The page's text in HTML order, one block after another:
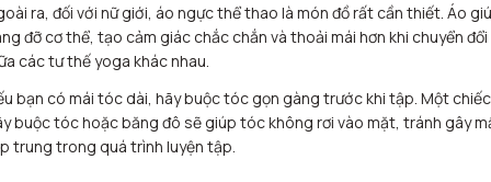
ra, đối với nữ giới, áo ngực thể thao là món đồ rất cần thiết. Áo
đỡ cơ thể, tạo cảm giác chắc chắn và thoải mái hơn khi chuyển đổi
các tư thế yoga khác nhau.
bạn có mái tóc dài, hãy buộc tóc gọn gàng trước khi tập. Một chiếc
buộc tóc hoặc băng đô sẽ giúp tóc không rơi vào mặt, tránh gây
trung trong quá trình luyện tập.